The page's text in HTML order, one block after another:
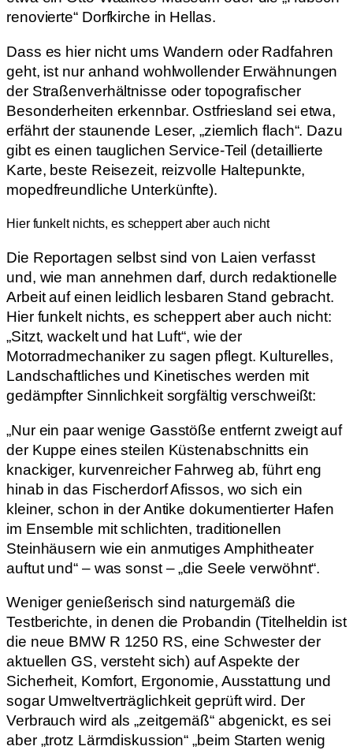
renovierte“ Dorfkirche in Hellas.
Dass es hier nicht ums Wandern oder Radfahren
geht, ist nur anhand wohlwollender Erwähnungen
der Straßenverhältnisse oder topografischer
Besonderheiten erkennbar. Ostfriesland sei etwa,
erfährt der staunende Leser, „ziemlich flach“. Dazu
gibt es einen tauglichen Service-Teil (detaillierte
Karte, beste Reisezeit, reizvolle Haltepunkte,
mopedfreundliche Unterkünfte).
Hier funkelt nichts, es scheppert aber auch nicht
Die Reportagen selbst sind von Laien verfasst
und, wie man annehmen darf, durch redaktionelle
Arbeit auf einen leidlich lesbaren Stand gebracht.
Hier funkelt nichts, es scheppert aber auch nicht:
„Sitzt, wackelt und hat Luft“, wie der
Motorradmechaniker zu sagen pflegt. Kulturelles,
Landschaftliches und Kinetisches werden mit
gedämpfter Sinnlichkeit sorgfältig verschweißt:
„Nur ein paar wenige Gasstöße entfernt zweigt auf
der Kuppe eines steilen Küstenabschnitts ein
knackiger, kurvenreicher Fahrweg ab, führt eng
hinab in das Fischerdorf Afissos, wo sich ein
kleiner, schon in der Antike dokumentierter Hafen
im Ensemble mit schlichten, traditionellen
Steinhäusern wie ein anmutiges Amphitheater
auftut und“ – was sonst – „die Seele verwöhnt“.
Weniger genießerisch sind naturgemäß die
Testberichte, in denen die Probandin (Titelheldin ist
die neue BMW R 1250 RS, eine Schwester der
aktuellen GS, versteht sich) auf Aspekte der
Sicherheit, Komfort, Ergonomie, Ausstattung und
sogar Umweltverträglichkeit geprüft wird. Der
Verbrauch wird als „zeitgemäß“ abgenickt, es sei
aber „trotz Lärmdiskussion“ „beim Starten wenig